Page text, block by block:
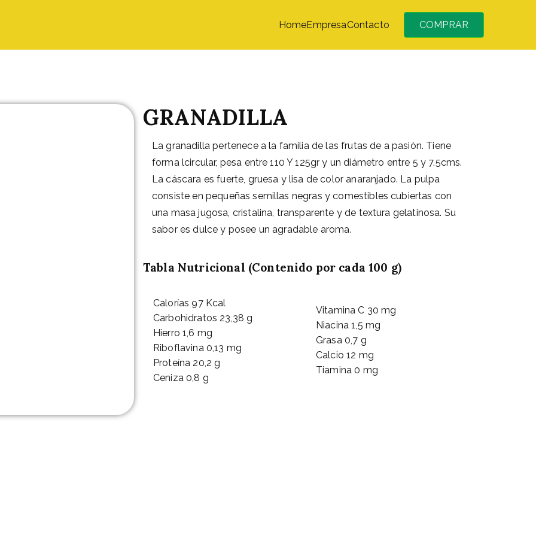
HomeEmpresaContacto COMPRAR
GRANADILLA
La granadilla pertenece a la familia de las frutas de a pasión. Tiene
forma lcircular, pesa entre 110 Y 125gr y un diámetro entre 5 y 7.5cms.
La cáscara es fuerte, gruesa y lisa de color anaranjado. La pulpa
consiste en pequeñas semillas negras y comestibles cubiertas con
una masa jugosa, cristalina, transparente y de textura gelatinosa. Su
sabor es dulce y posee un agradable aroma.
Tabla Nutricional (Contenido por cada 100 g)
Calorías 97 Kcal
Carbohidratos 23,38 g
Hierro 1,6 mg
Riboflavina 0,13 mg
Proteína 20,2 g
Ceniza 0,8 g
Vitamina C 30 mg
Niacina 1,5 mg
Grasa 0,7 g
Calcio 12 mg
Tiamina 0 mg